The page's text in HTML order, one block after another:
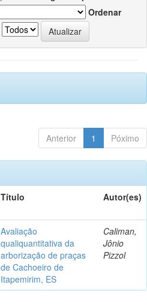
Ordenar
Anterior 1 Póximo
Título Autor(es)
Avaliação
qualiquantitativa da
arborização de praças
de Cachoeiro de
Itapemirim, ES
Caliman,
Jônio
Pizzol